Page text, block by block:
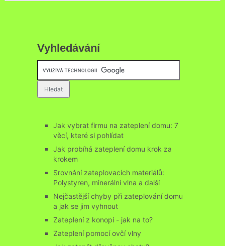
Vyhledávání
Jak vybrat firmu na zateplení domu: 7
věcí, které si pohlídat
Jak probíhá zateplení domu krok za
krokem
Srovnání zateplovacích materiálů:
Polystyren, minerální vlna a další
Nejčastější chyby při zateplování domu
a jak se jim vyhnout
Zateplení z konopí - jak na to?
Zateplení pomocí ovčí vlny